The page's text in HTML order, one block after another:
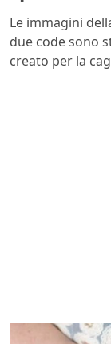
Le immagini
due code sono
creato per la